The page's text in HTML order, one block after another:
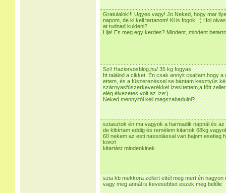
Gratulalok!!! Ugyes vagy! Jo Neked, hogy mar
napom, de ki kell tartanom! Ki is fogok! :) Hol
at tudnad kuldeni?
Hja! Es meg egy kerdes? Mindent, mindent
Szi! Haziorvosblog.hu/ 35 kg fogyas
Itt találod a cikket. Én csak annyit csaltam,hogy
ettem, és a füszerezéssel se bántam kesztyűs
szárnyasfűszerkeverékkel ízesítettem,a főtt
elég élvezetes volt az íze:)
Neked mennyitől kell megszabadulni?
sziasztok én ma vagyok a harmadik napnál és
de kibírtam eddig és remélem kitartok 68kg
60 nekem az esti nassolással van bajom esetleg
koszi
kitartást mindenkinek
szia kb mekkora zellert ettél meg mert én nagyon
vagy meg annál is kevesebbet eszek meg belőle